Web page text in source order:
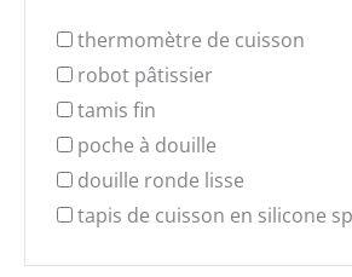
thermomètre de cuisson
robot pâtissier
tamis fin
poche à douille
douille ronde lisse
tapis de cuisson en silicone